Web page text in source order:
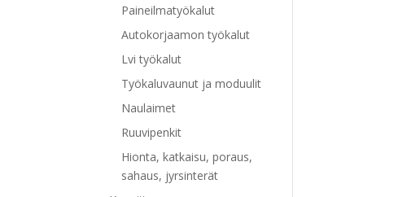
Paineilmatyökalut
Autokorjaamon työkalut
Lvi työkalut
Työkaluvaunut ja moduulit
Naulaimet
Ruuvipenkit
Hionta, katkaisu, poraus,
sahaus, jyrsinterät